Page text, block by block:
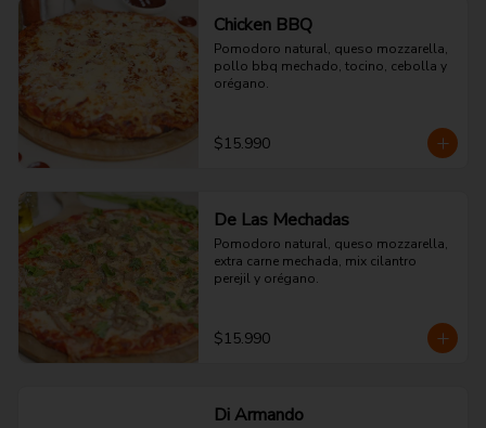
Chicken BBQ
Pomodoro natural, queso mozzarella,
pollo bbq mechado, tocino, cebolla y
orégano.
$15.990
De Las Mechadas
Pomodoro natural, queso mozzarella,
extra carne mechada, mix cilantro
perejil y orégano.
$15.990
Di Armando